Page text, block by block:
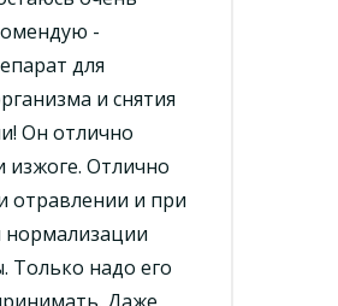
-
для
и снятия
Он отлично
изжоге. Отлично
отравлении и при
нормализации
Только надо его